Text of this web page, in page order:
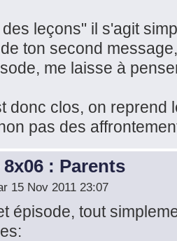
leçons" il s'agit
ton second
me laisse à
donc clos, on reprend
pas des
: Parents
15 Nov 2011 23:07
épisode, tout